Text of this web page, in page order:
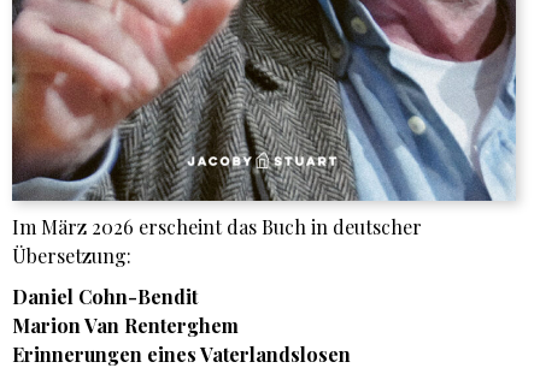
Im März 2026 erscheint das Buch in deutscher
Übersetzung:
Daniel Cohn-Bendit
Marion Van Renterghem
Erinnerungen eines Vaterlandslosen